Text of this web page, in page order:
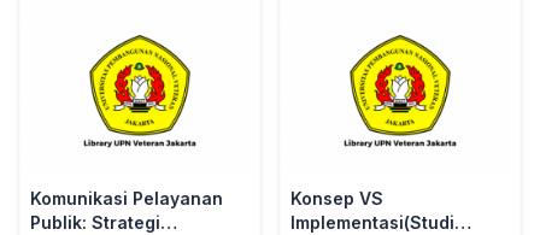
Komunikasi Pelayanan
Publik: Strategi
Konsep VS
Implementasi(Studi